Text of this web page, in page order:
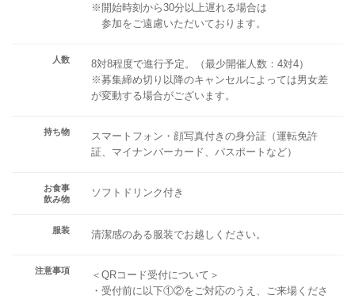
※開始時刻から30分以上遅れる場合は
参加をご遠慮いただいております。
人数
8対8程度で進行予定。（最少開催人数：4対4）
※募集締め切り以降のキャンセルによっては男女差
が変動する場合がございます。
持ち物
スマートフォン・顔写真付きの身分証（運転免許
証、マイナンバーカード、パスポートなど）
お食事
飲み物
ソフトドリンク付き
服装 清潔感のある服装でお越しください。
注意事項
＜QRコード受付について＞
・受付前に以下①②をご対応のうえ、ご来場くださ